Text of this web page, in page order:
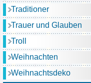
Traditioner
Trauer und Glauben
Troll
Weihnachten
Weihnachtsdeko